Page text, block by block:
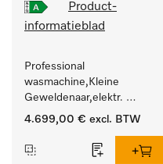
Product-
informatieblad
Professional
wasmachine,Kleine
Geweldenaar,elektr.
verwarmd, met
doelgroepspecifieke
4.699,00 € excl. BTW